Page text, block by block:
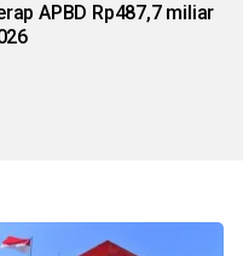
APBD Rp487,7 miliar